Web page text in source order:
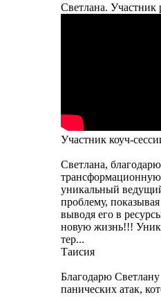
Светлана. Участник
Участник коуч-
Светлана,
уникальный
проблему,
выводя его в
новую жизнь!!!
тер...
Таисия
Благодарю
панических атак,